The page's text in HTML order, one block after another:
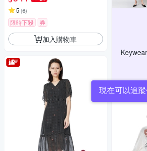
5 (6)
限時下殺 券
加入購物車
現在可以追